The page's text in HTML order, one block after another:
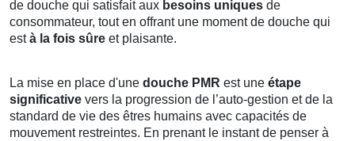
de douche qui satisfait aux besoins uniques de
consommateur, tout en offrant une moment de douche qui
està la fois sûre et plaisante.
La mise en place d'une douche PMR est une étape
significative vers la progression de l’auto-gestion et de la
standard de vie des êtres humains avec capacités de
mouvement restreintes. En prenant le instant de penser à